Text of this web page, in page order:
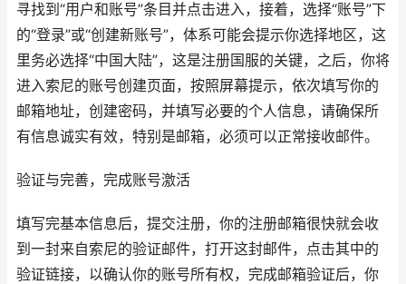
寻找到“用户和账号”条目并点击进入，接着，选择“账号”下
的“登录”或“创建新账号”，体系可能会提示你选择地区，这
里务必选择“中国大陆”，这是注册国服的关键，之后，你将
进入索尼的账号创建页面，按照屏幕提示，依次填写你的
邮箱地址，创建密码，并填写必要的个人信息，请确保所
有信息诚实有效，特别是邮箱，必须可以正常接收邮件。
验证与完善，完成账号激活
填写完基本信息后，提交注册，你的注册邮箱很快就会收
到一封来自索尼的验证邮件，打开这封邮件，点击其中的
验证链接，以确认你的账号所有权，完成邮箱验证后，你